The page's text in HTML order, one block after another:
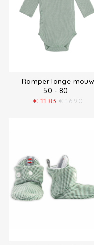
Romper lange mouw
50 - 80
€ 11.83 € 16.90